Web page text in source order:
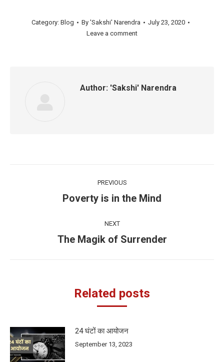
Category: Blog By 'Sakshi' Narendra
July 23, 2020
Leave a comment
Author: 'Sakshi' Narendra
navigation
PREVIOUS
Previous
Poverty is in the Mind
NEXT
Next
The Magik of Surrender
Related posts
24 घंटों का आयोजन
September 13, 2023